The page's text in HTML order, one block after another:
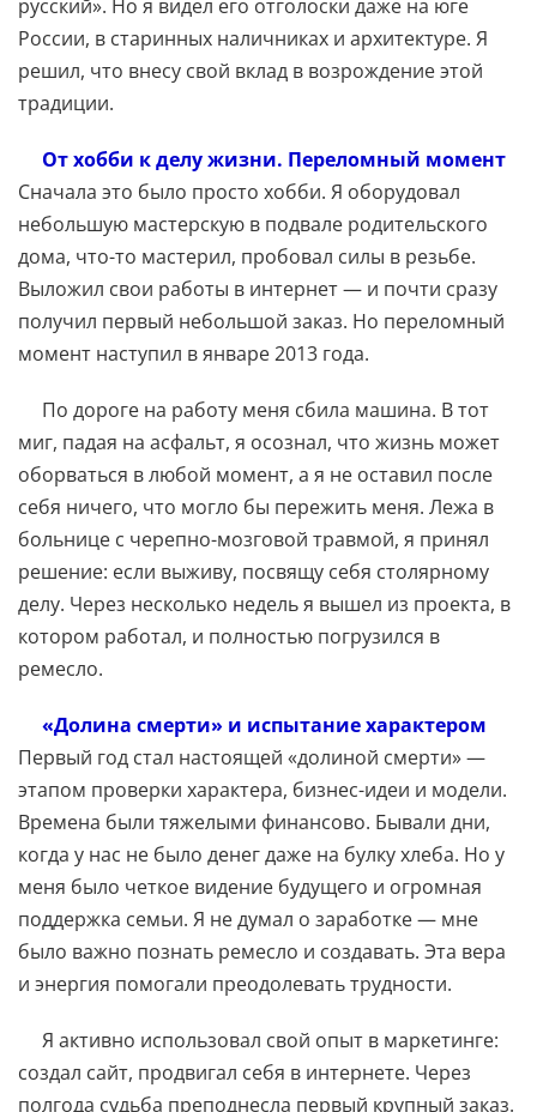
русский». Но я видел его отголоски даже на юге
России, в старинных наличниках и архитектуре. Я
решил, что внесу свой вклад в возрождение этой
традиции.
От хобби к делу жизни. Переломный момент
Сначала это было просто хобби. Я оборудовал
небольшую мастерскую в подвале родительского
дома, что-то мастерил, пробовал силы в резьбе.
Выложил свои работы в интернет — и почти сразу
получил первый небольшой заказ. Но переломный
момент наступил в январе 2013 года.
По дороге на работу меня сбила машина. В тот
миг, падая на асфальт, я осознал, что жизнь может
оборваться в любой момент, а я не оставил после
себя ничего, что могло бы пережить меня. Лежа в
больнице с черепно-мозговой травмой, я принял
решение: если выживу, посвящу себя столярному
делу. Через несколько недель я вышел из проекта, в
котором работал, и полностью погрузился в
ремесло.
«Долина смерти» и испытание характером
Первый год стал настоящей «долиной смерти» —
этапом проверки характера, бизнес-идеи и модели.
Времена были тяжелыми финансово. Бывали дни,
когда у нас не было денег даже на булку хлеба. Но у
меня было четкое видение будущего и огромная
поддержка семьи. Я не думал о заработке — мне
было важно познать ремесло и создавать. Эта вера
и энергия помогали преодолевать трудности.
Я активно использовал свой опыт в маркетинге:
создал сайт, продвигал себя в интернете. Через
полгода судьба преподнесла первый крупный заказ.